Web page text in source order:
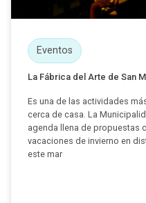
Eventos
La Fábrica del Arte de San
Es una de las actividades
cerca de casa. La
agenda llena de propuestas
vacaciones de invierno en
este mar